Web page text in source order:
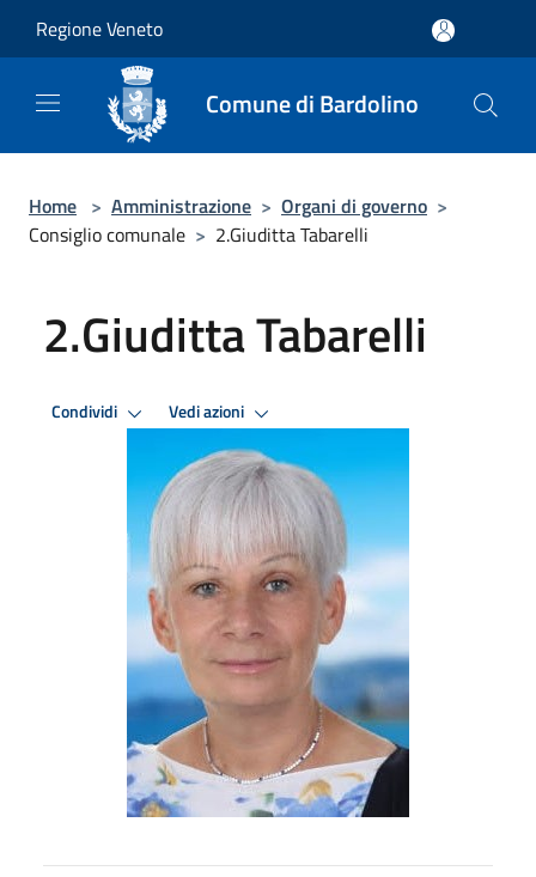
Regione Veneto
Comune di Bardolino
Home > Amministrazione > Organi di governo >
Consiglio comunale > 2.Giuditta Tabarelli
2.Giuditta Tabarelli
Condividi Vedi azioni